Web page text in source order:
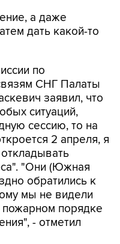
а даже
дать какой-то
по
СНГ Палаты
заявил, что
ситуаций,
сессию, то на
2 апреля, я
"Они (Южная
обратились к
мы не видели
пожарном порядке
- отметил